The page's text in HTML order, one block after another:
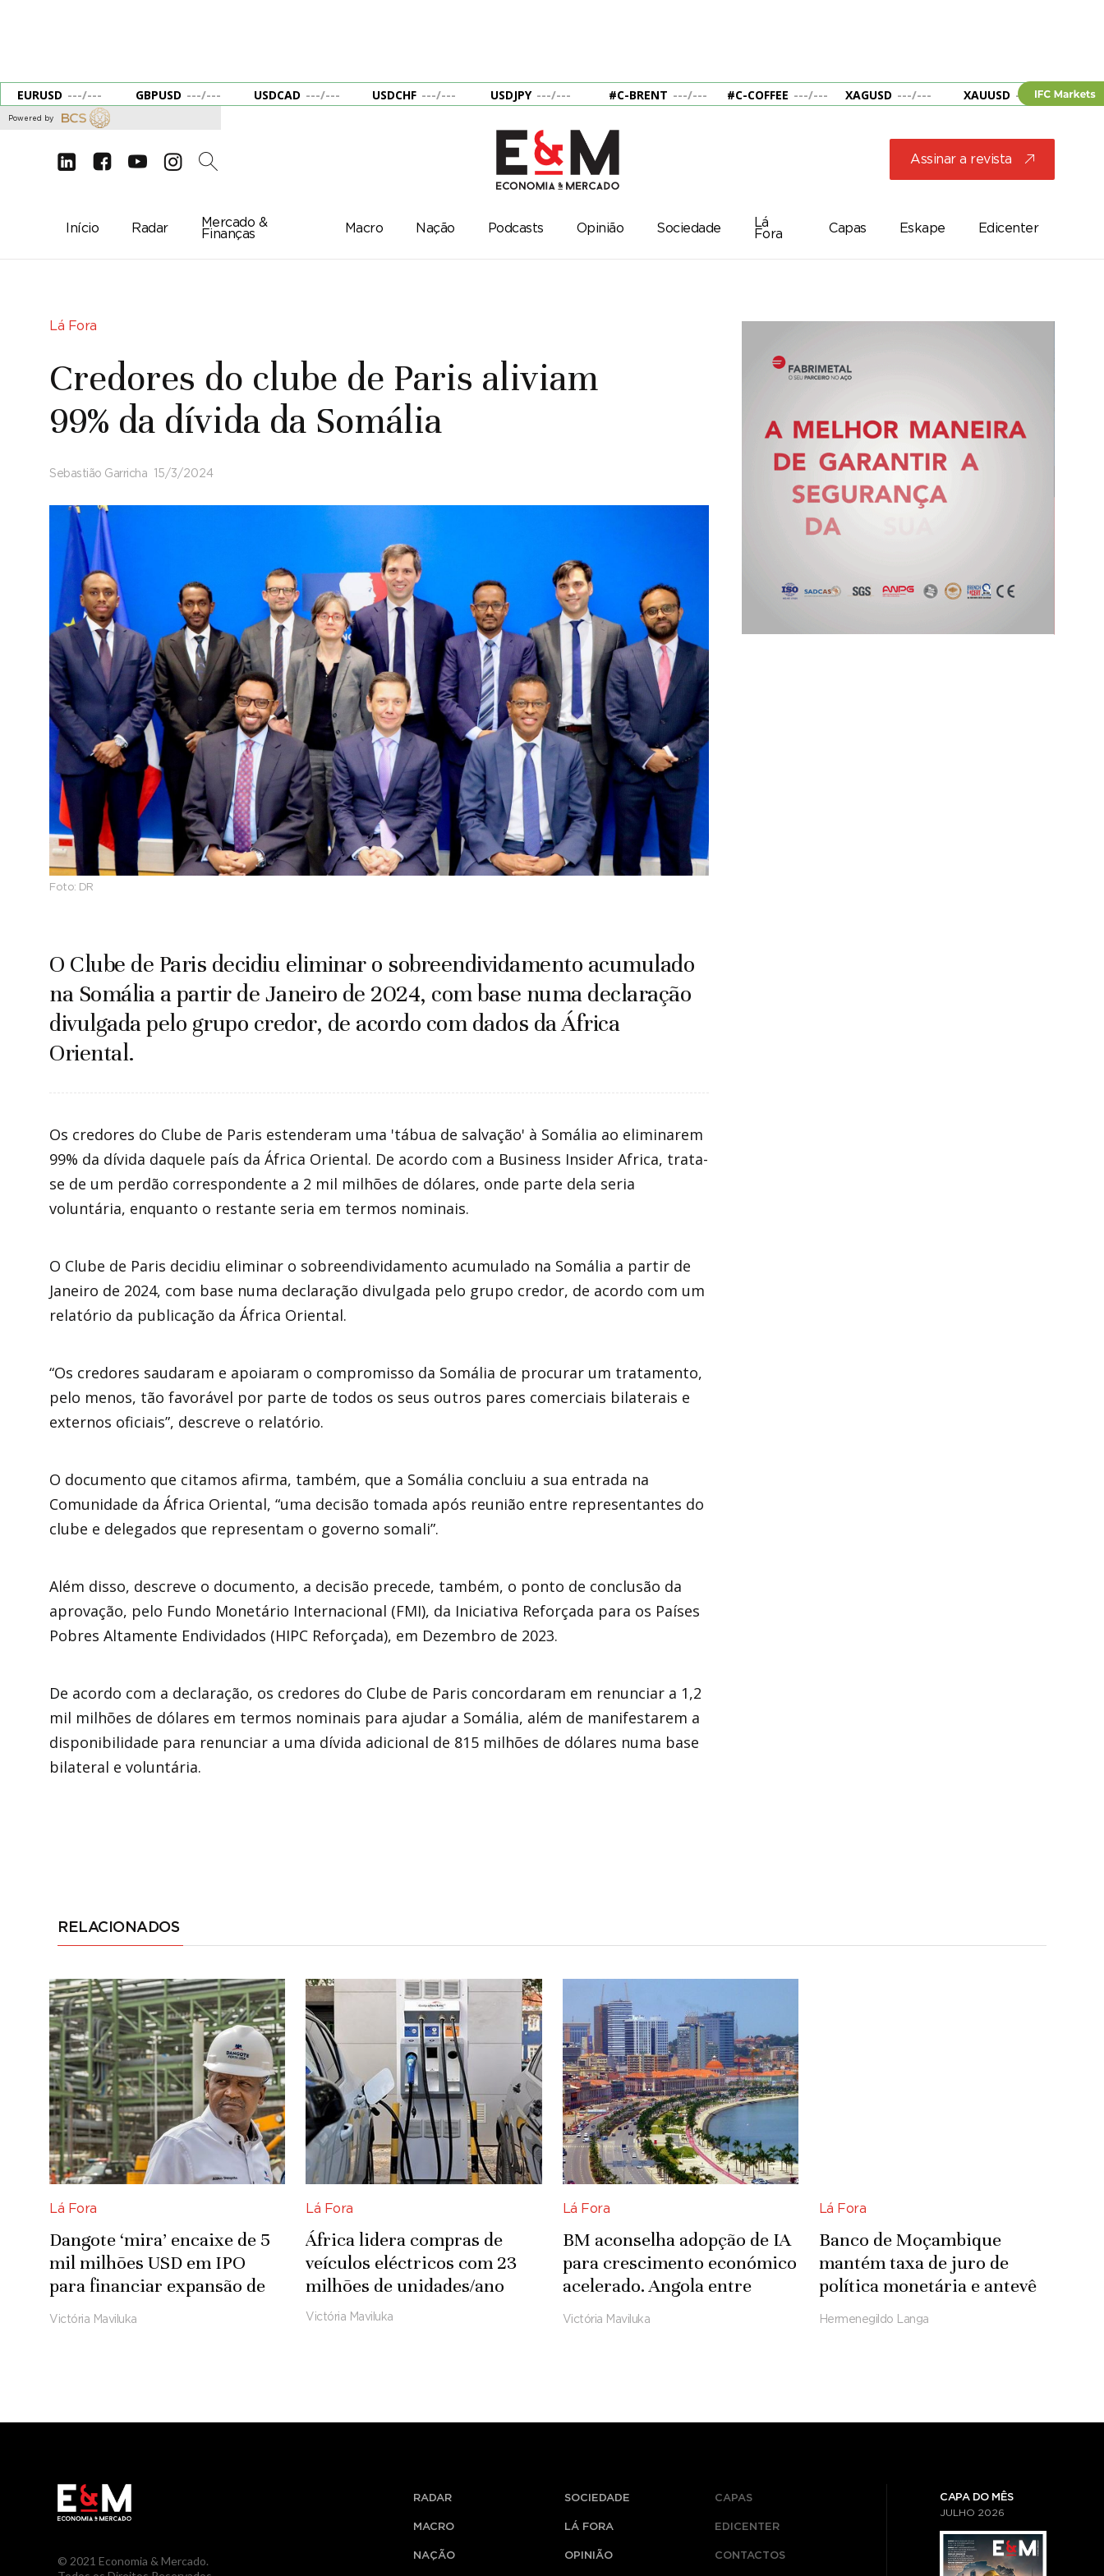
EURUSD ---/--- GBPUSD ---/--- USDCAD ---/--- USDCHF ---/--- USDJPY ---/--- #C-BRENT ---/--- #C-COFFEE ---/--- XAGUSD ---/--- XAUUSD --- ---
Powered by
d e g c 2 Assinar a revista j
Início Radar
Mercado &
Finanças
Macro Nação Podcasts Opinião Sociedade
Lá
Fora
Capas Eskape Edicenter
Lá Fora
Credores do clube de Paris aliviam
99% da dívida da Somália
Sebastião Garricha 15/3/2024
Foto: DR
O Clube de Paris decidiu eliminar o sobreendividamento acumulado
na Somália a partir de Janeiro de 2024, com base numa declaração
divulgada pelo grupo credor, de acordo com dados da África
Oriental.
Os credores do Clube de Paris estenderam uma 'tábua de salvação' à Somália ao eliminarem
99% da dívida daquele país da África Oriental. De acordo com a Business Insider Africa, trata-
se de um perdão correspondente a 2 mil milhões de dólares, onde parte dela seria
voluntária, enquanto o restante seria em termos nominais.
O Clube de Paris decidiu eliminar o sobreendividamento acumulado na Somália a partir de
Janeiro de 2024, com base numa declaração divulgada pelo grupo credor, de acordo com um
relatório da publicação da África Oriental.
“Os credores saudaram e apoiaram o compromisso da Somália de procurar um tratamento,
pelo menos, tão favorável por parte de todos os seus outros pares comerciais bilaterais e
externos oficiais”, descreve o relatório.
O documento que citamos afirma, também, que a Somália concluiu a sua entrada na
Comunidade da África Oriental, “uma decisão tomada após reunião entre representantes do
clube e delegados que representam o governo somali”.
Além disso, descreve o documento, a decisão precede, também, o ponto de conclusão da
aprovação, pelo Fundo Monetário Internacional (FMI), da Iniciativa Reforçada para os Países
Pobres Altamente Endividados (HIPC Reforçada), em Dezembro de 2023.
De acordo com a declaração, os credores do Clube de Paris concordaram em renunciar a 1,2
mil milhões de dólares em termos nominais para ajudar a Somália, além de manifestarem a
disponibilidade para renunciar a uma dívida adicional de 815 milhões de dólares numa base
bilateral e voluntária.
RELACIONADOS
Lá Fora
Dangote ‘mira’ encaixe de 5
mil milhões USD em IPO
para financiar expansão de
refinaria
Victória Maviluka
Lá Fora
África lidera compras de
veículos eléctricos com 23
milhões de unidades/ano
Victória Maviluka
Lá Fora
BM aconselha adopção de IA
para crescimento económico
acelerado. Angola entre
países com pior desempenho
Victória Maviluka
Lá Fora
Banco de Moçambique
mantém taxa de juro de
política monetária e antevê
aumento do custo de vida
Hermenegildo Langa
© 2021 Economia & Mercado.
RADAR
MACRO
NAÇÃO
SOCIEDADE
LÁ FORA
OPINIÃO
CAPAS
EDICENTER
CONTACTOS
CAPA DO MÊS
JULHO 2026